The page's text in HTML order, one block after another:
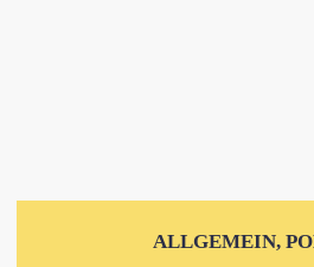
ALLGEMEIN,